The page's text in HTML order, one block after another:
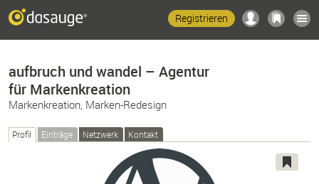
Registrieren
aufbruch und wandel – Agentur
für Markenkreation
Markenkreation, Marken-Redesign
Profil Einträge Netzwerk Kontakt